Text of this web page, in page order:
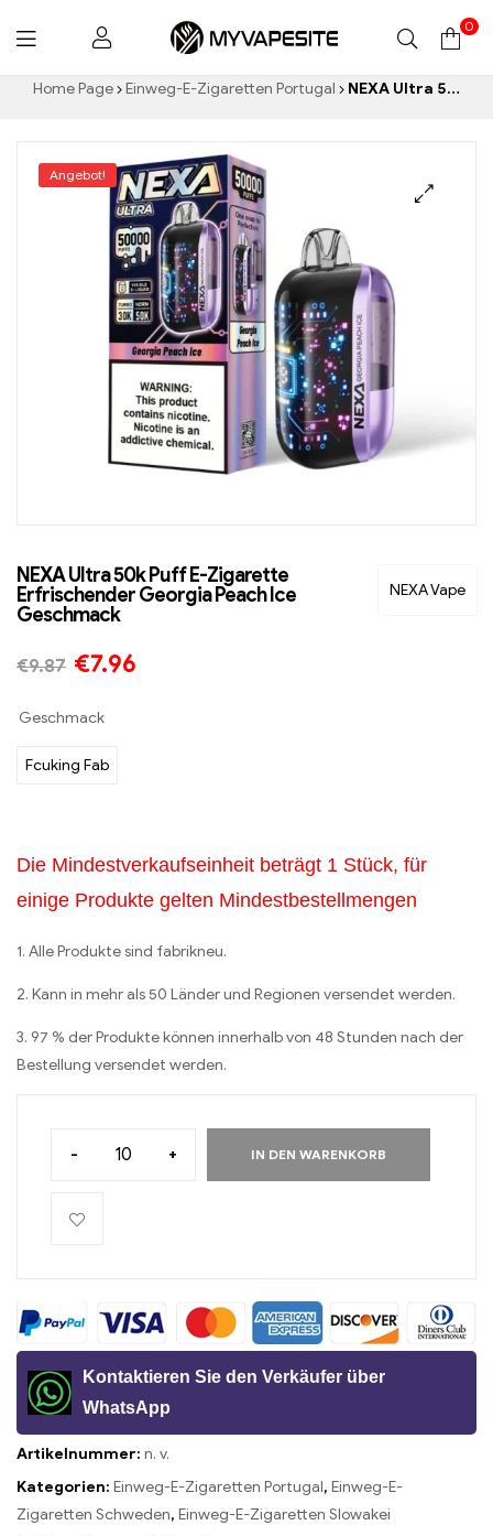
Myvapesite.de
0
Home Page Einweg-E-Zigaretten Portugal NEXA Ultra 50k Puff E-Zigarette Erfrischender Georgia Peach Ice Geschmack
Angebot!
NEXA Vape
NEXA Ultra 50k Puff E-Zigarette
Erfrischender Georgia Peach Ice
Geschmack
€9.87 €7.96
Geschmack
Fcuking Fab
Die Mindestverkaufseinheit beträgt 1 Stück, für
einige Produkte gelten Mindestbestellmengen
1. Alle Produkte sind fabrikneu.
2. Kann in mehr als 50 Länder und Regionen versendet werden.
3. 97 % der Produkte können innerhalb von 48 Stunden nach der
Bestellung versendet werden.
- + IN DEN WARENKORB
Kontaktieren Sie den Verkäufer über
WhatsApp
Artikelnummer: n. v.
Kategorien: Einweg-E-Zigaretten Portugal, Einweg-E-
Zigaretten Schweden, Einweg-E-Zigaretten Slowakei